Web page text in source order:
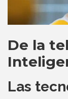
De la
Las